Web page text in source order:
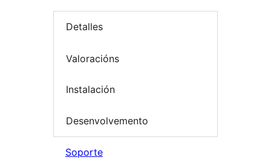
Detalles
Valoracións
Instalación
Desenvolvemento
Soporte